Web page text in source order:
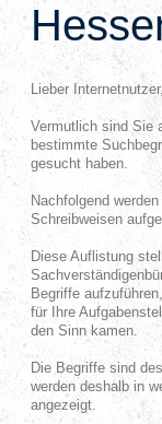
Lieber Internetnutzer,
Vermutlich sind Sie
bestimmte
gesucht haben.
Nachfolgend
Schreibweisen
Diese Auflistung
Begriffe
für Ihre
den Sinn kamen.
Die Begriffe sind
werden deshalb in
angezeigt.